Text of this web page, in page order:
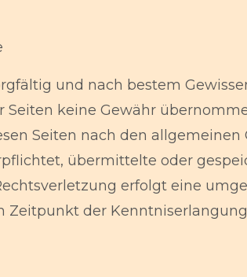
und nach bestem
keine Gewähr
Seiten nach den
übermittelte oder
erfolgt eine
Zeitpunkt der